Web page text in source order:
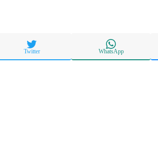
WhatsApp
Twitter